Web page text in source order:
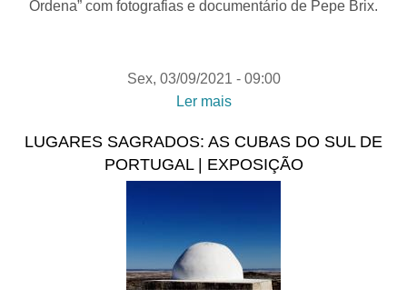
Ordena” com fotografias e documentário de Pepe Brix.
Sex, 03/09/2021 - 09:00
Ler maisacerca de O Polvo Ordena
LUGARES SAGRADOS: AS CUBAS DO SUL DE
PORTUGAL | EXPOSIÇÃO